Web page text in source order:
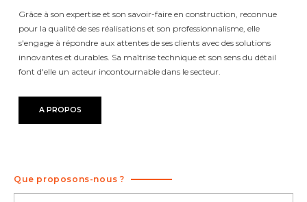
Grâce à son expertise et son savoir-faire en construction, reconnue
pour la qualité de ses réalisations et son professionnalisme, elle
s'engage à répondre aux attentes de ses clients avec des solutions
innovantes et durables. Sa maîtrise technique et son sens du détail
font d'elle un acteur incontournable dans le secteur.
A PROPOS
Que proposons-nous ?